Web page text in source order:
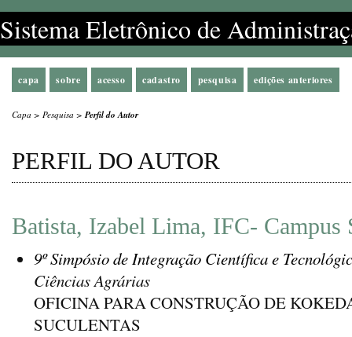
Sistema Eletrônico de
capa sobre acesso cadastro pesquisa edições anteriores
Capa > Pesquisa >Perfil do Autor
PERFIL DO AUTOR
Batista, Izabel Lima, IFC- Campus
9º Simpósio de Integração Científica e
Ciências Agrárias
OFICINA PARA CONSTRUÇÃO DE
SUCULENTAS